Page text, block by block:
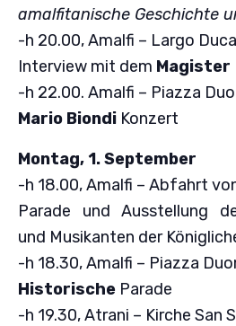
amalfitanische Geschichte
-h 20.00, Amalfi – Largo
Interview mit dem Magister
-h 22.00. Amalfi – Piazza
Mario Biondi Konzert
Montag, 1. September
-h 18.00, Amalfi – Abfahrt
Parade und Ausstellung
und Musikanten der
-h 18.30, Amalfi – Piazza
Historische Parade
-h 19.30, Atrani – Kirche San